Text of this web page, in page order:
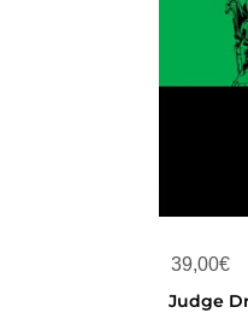
39,00€